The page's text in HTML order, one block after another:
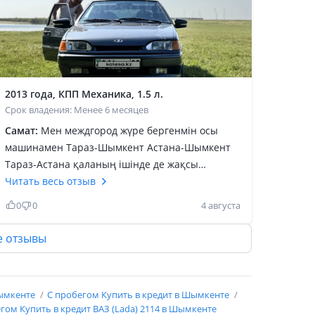
2013 года, КПП Механика, 1.5 л.
Срок владения: Менее 6 месяцев
Самат: Мен междгород жүре бергенмін осы
машинамен Тараз-Шымкент Астана-Шымкент
Тараз-Астана қаланың ішінде де жақсы
скоростан теппейді матор әлі ашылмады таза
ол жағы. Мен жұмысым темір жол праводник
содан кейін сатып жатырмын машина
жүрмейсіңба досты. Бағасы телефонда
Читать весь отзыв
0 0 4 августа
отзывы
С пробегом Купить в кредит в Шымкенте
Купить в кредит ВАЗ (Lada) 2114 в Шымкенте